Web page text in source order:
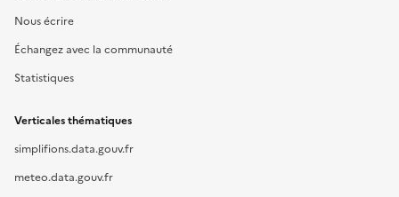
Nous écrire
Échangez avec la communauté
Statistiques
Verticales thématiques
simplifions.data.gouv.fr
meteo.data.gouv.fr